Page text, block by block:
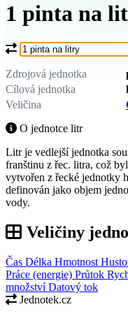
1 pinta na
Co chcete převést?
Zdrojová jednotka
Cílová jednotka
Veličina
O jednotce litr
Litr je vedlejší jednotka
franštinu z řec. litra, což
vytvořen z řecké jednotky
definován jako objem
vody.
Veličiny
Čas Délka Hmotnost
Práce (energie) Průtok
množstvíDatový tok
Jednotek.cz